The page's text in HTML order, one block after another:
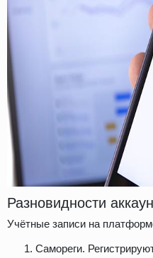
Разновидности
Учётные записи на
Самореги.